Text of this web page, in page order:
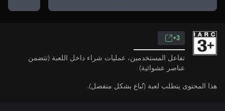
3+
تفاعل المستخدمين، عمليات شراء داخل اللعبة (تتضمن
عناصر عشوائية)
هذا المحتوى يتطلب لعبة (تُباع بشكل منفصل).